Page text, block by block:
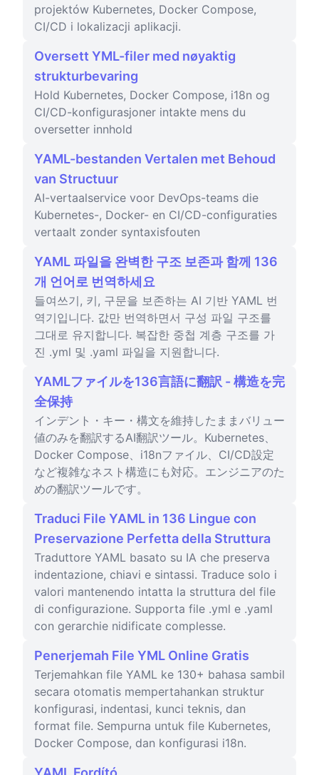
projektów Kubernetes, Docker Compose,
CI/CD i lokalizacji aplikacji.
Oversett YML-filer med nøyaktig
strukturbevaring
Hold Kubernetes, Docker Compose, i18n og
CI/CD-konfigurasjoner intakte mens du
oversetter innhold
YAML-bestanden Vertalen met Behoud
van Structuur
AI-vertaalservice voor DevOps-teams die
Kubernetes-, Docker- en CI/CD-configuraties
vertaalt zonder syntaxisfouten
YAML 파일을 완벽한 구조 보존과 함께 136
개 언어로 번역하세요
들여쓰기, 키, 구문을 보존하는 AI 기반 YAML 번
역기입니다. 값만 번역하면서 구성 파일 구조를
그대로 유지합니다. 복잡한 중첩 계층 구조를 가
진 .yml 및 .yaml 파일을 지원합니다.
YAMLファイルを136言語に翻訳 - 構造を完
全保持
インデント・キー・構文を維持したままバリュー
値のみを翻訳するAI翻訳ツール。Kubernetes、
Docker Compose、i18nファイル、CI/CD設定
など複雑なネスト構造にも対応。エンジニアのた
めの翻訳ツールです。
Traduci File YAML in 136 Lingue con
Preservazione Perfetta della Struttura
Traduttore YAML basato su IA che preserva
indentazione, chiavi e sintassi. Traduce solo i
valori mantenendo intatta la struttura del file
di configurazione. Supporta file .yml e .yaml
con gerarchie nidificate complesse.
Penerjemah File YML Online Gratis
Terjemahkan file YAML ke 130+ bahasa sambil
secara otomatis mempertahankan struktur
konfigurasi, indentasi, kunci teknis, dan
format file. Sempurna untuk file Kubernetes,
Docker Compose, dan konfigurasi i18n.